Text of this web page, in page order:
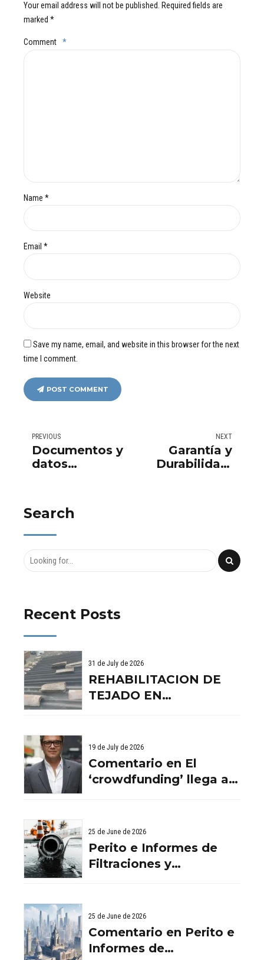
Your email address will not be published. Required fields are
marked *
Comment *
Name *
Email *
Website
Save my name, email, and website in this browser for the next
time I comment.
POST COMMENT
PREVIOUS
Documentos y
datos
cabo una
valoración
inmobiliaria.
NEXT
Garantía y
Durabilidad:
Search
Recent Posts
31 de July de 2026
REHABILITACION DE
TEJADO EN
19 de July de 2026
Comentario en El
‘crowdfunding’ llega al
llega al ladrillo por
Comentario en El
‘crowdfunding’ llega al
ladrillo por El
Aurema Group - Grupo
Aurema -
Rehabilitaciones y
25 de June de 2026
Perito e Informes de
Filtraciones y
Debes Saber
25 de June de 2026
Comentario en Perito e
Informes de